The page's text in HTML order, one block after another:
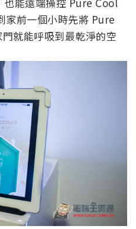
家前一個小時先將 Pure
就能呼吸到最乾淨的空